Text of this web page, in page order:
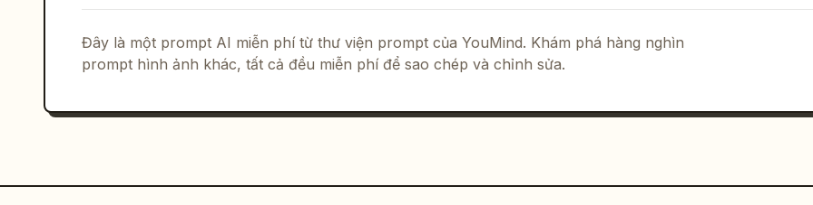
Đây là một prompt AI miễn phí từ thư viện prompt của YouMind. Khám phá hàng nghìn
prompt hình ảnh khác, tất cả đều miễn phí để sao chép và chỉnh sửa.